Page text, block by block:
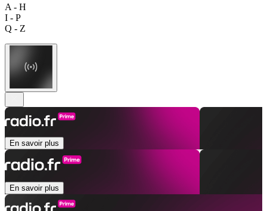
A - H
I - P
Q - Z
En savoir plus
En savoir plus